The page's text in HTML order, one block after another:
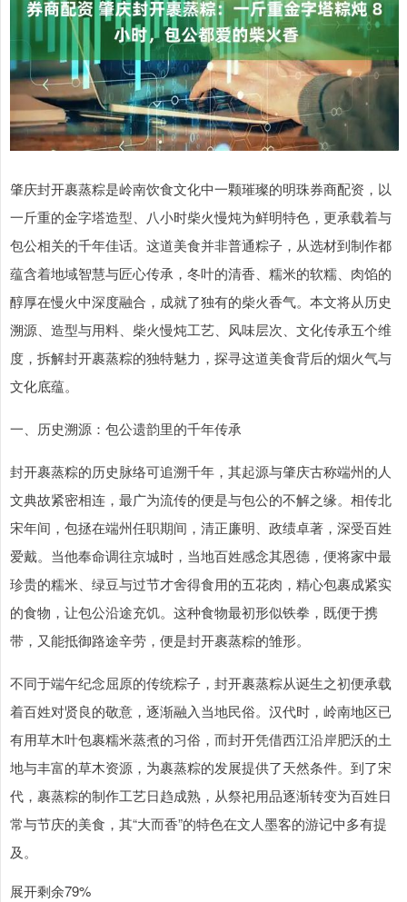
肇庆封开裹蒸粽是岭南饮食文化中一颗璀璨的明珠券商配资，以
一斤重的金字塔造型、八小时柴火慢炖为鲜明特色，更承载着与
包公相关的千年佳话。这道美食并非普通粽子，从选材到制作都
蕴含着地域智慧与匠心传承，冬叶的清香、糯米的软糯、肉馅的
醇厚在慢火中深度融合，成就了独有的柴火香气。本文将从历史
溯源、造型与用料、柴火慢炖工艺、风味层次、文化传承五个维
度，拆解封开裹蒸粽的独特魅力，探寻这道美食背后的烟火气与
文化底蕴。
一、历史溯源：包公遗韵里的千年传承
封开裹蒸粽的历史脉络可追溯千年，其起源与肇庆古称端州的人
文典故紧密相连，最广为流传的便是与包公的不解之缘。相传北
宋年间，包拯在端州任职期间，清正廉明、政绩卓著，深受百姓
爱戴。当他奉命调往京城时，当地百姓感念其恩德，便将家中最
珍贵的糯米、绿豆与过节才舍得食用的五花肉，精心包裹成紧实
的食物，让包公沿途充饥。这种食物最初形似铁拳，既便于携
带，又能抵御路途辛劳，便是封开裹蒸粽的雏形。
不同于端午纪念屈原的传统粽子，封开裹蒸粽从诞生之初便承载
着百姓对贤良的敬意，逐渐融入当地民俗。汉代时，岭南地区已
有用草木叶包裹糯米蒸煮的习俗，而封开凭借西江沿岸肥沃的土
地与丰富的草木资源，为裹蒸粽的发展提供了天然条件。到了宋
代，裹蒸粽的制作工艺日趋成熟，从祭祀用品逐渐转变为百姓日
常与节庆的美食，其“大而香”的特色在文人墨客的游记中多有提
及。
展开剩余79%